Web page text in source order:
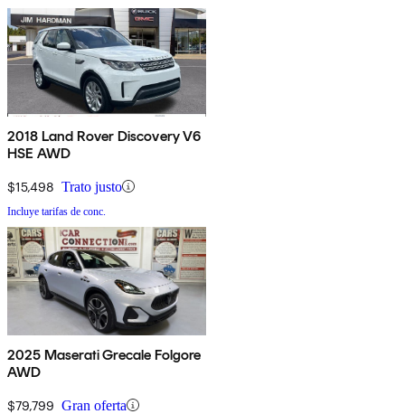
2018 Land Rover Discovery V6
HSE AWD
$15,498 Trato justo
Incluye tarifas de conc.
2025 Maserati Grecale Folgore
AWD
$79,799 Gran oferta